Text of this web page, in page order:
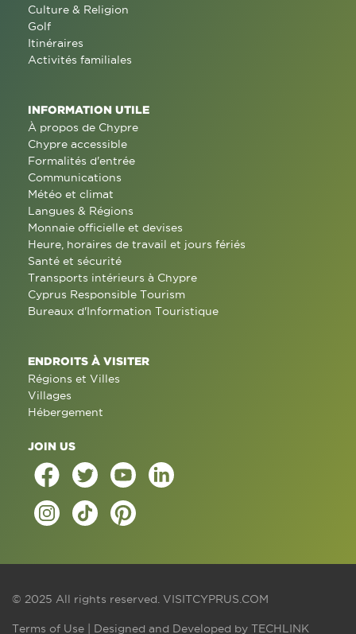
Culture & Religion
Golf
Itinéraires
Activités familiales
INFORMATION UTILE
À propos de Chypre
Chypre accessible
Formalités d'entrée
Communications
Météo et climat
Langues & Régions
Monnaie officielle et devises
Heure, horaires de travail et jours fériés
Santé et sécurité
Transports intérieurs à Chypre
Cyprus Responsible Tourism
Bureaux d'Information Touristique
ENDROITS À VISITER
Régions et Villes
Villages
Hébergement
JOIN US
© 2025 All rights reserved. VISITCYPRUS.COM
Terms of Use | Designed and Developed by TECHLINK